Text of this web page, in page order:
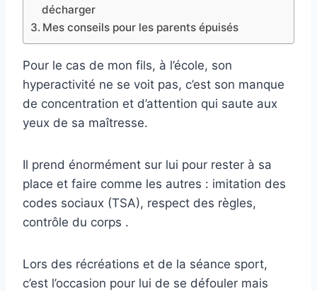
décharger
Mes conseils pour les parents épuisés
Pour le cas de mon fils, à l’école, son
hyperactivité ne se voit pas, c’est son manque
de concentration et d’attention qui saute aux
yeux de sa maîtresse.
Il prend énormément sur lui pour rester à sa
place et faire comme les autres : imitation des
codes sociaux (TSA), respect des règles,
contrôle du corps .
Lors des récréations et de la séance sport,
c’est l’occasion pour lui de se défouler mais